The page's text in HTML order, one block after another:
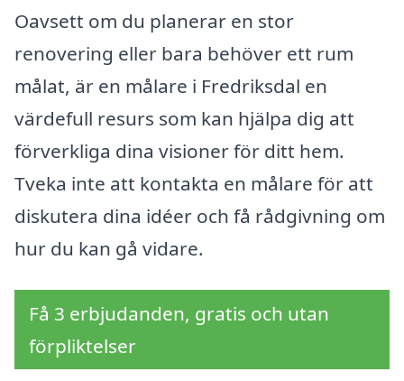
Oavsett om du planerar en stor
renovering eller bara behöver ett rum
målat, är en målare i Fredriksdal en
värdefull resurs som kan hjälpa dig att
förverkliga dina visioner för ditt hem.
Tveka inte att kontakta en målare för att
diskutera dina idéer och få rådgivning om
hur du kan gå vidare.
Få 3 erbjudanden, gratis och utan
förpliktelser